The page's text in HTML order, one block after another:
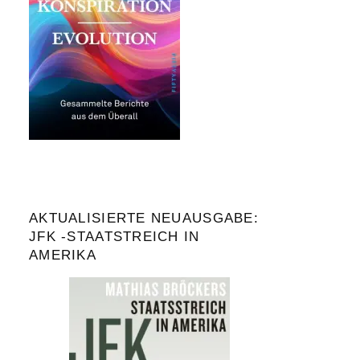
AKTUALISIERTE NEUAUSGABE:
JFK -STAATSTREICH IN
AMERIKA